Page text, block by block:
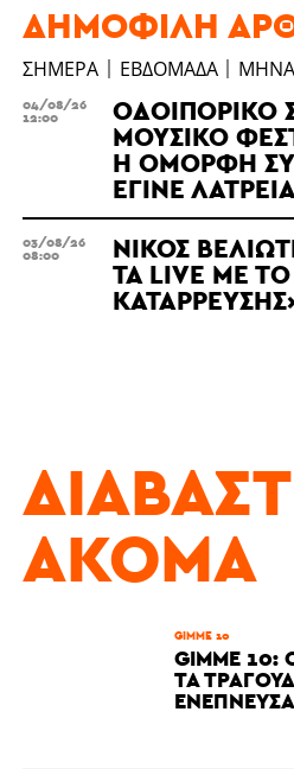
ΔΗΜΟΦΙΛΉ
ΣΉΜΕΡΑ ΕΒΔΟΜΆΔΑ
ΟΔΟΙΠΟΡΙΚΌ
ΜΟΥΣΙΚΌ
Η ΌΜΟΡΦΗ
ΈΓΙΝΕ
04/08/26
12:00
ΝΊΚΟΣ
ΤΑ LIVE ΜΕ
03/08/26
08:00
ΑΚΌΜΑ
GIMME 10
GIMME 10:
ΤΑ